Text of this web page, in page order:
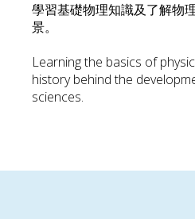
學習基礎物理知識及了解物
景。
Learning the basics of
history behind the
sciences.